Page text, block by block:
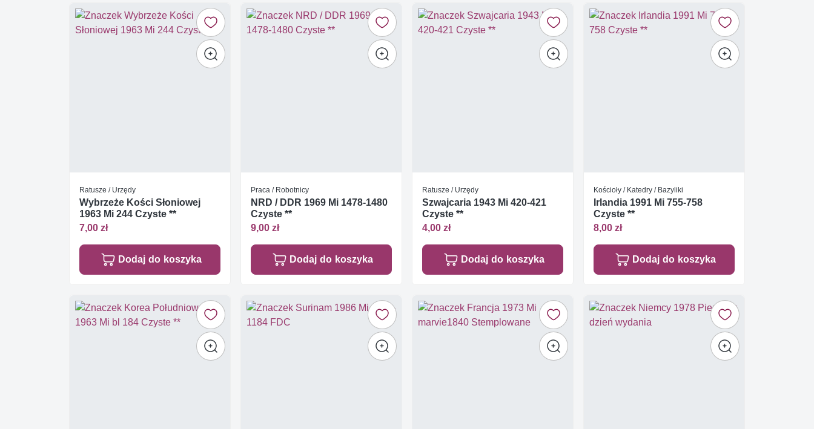
Ratusze / Urzędy
Wybrzeże Kości Słoniowej
1963 Mi 244 Czyste **
7,00 zł
Dodaj do koszyka
Praca / Robotnicy
NRD / DDR 1969 Mi 1478-1480
Czyste **
9,00 zł
Dodaj do koszyka
Ratusze / Urzędy
Szwajcaria 1943 Mi 420-421
Czyste **
4,00 zł
Dodaj do koszyka
Kościoły / Katedry / Bazyliki
Irlandia 1991 Mi 755-758
Czyste **
8,00 zł
Dodaj do koszyka